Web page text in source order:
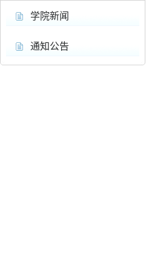
学院新闻
通知公告